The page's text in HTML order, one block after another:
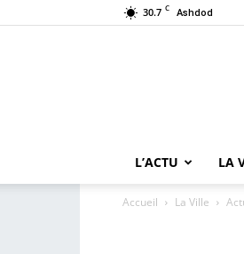
30.7 C Ashdod
L’ACTU LA
Accueil La Ville